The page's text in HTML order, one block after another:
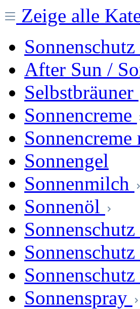
Zeige alle
After Sun /
Selbstbräuner
Sonnencreme
Sonnengel
Sonnenmilch
Sonnenöl
Sonnenspray